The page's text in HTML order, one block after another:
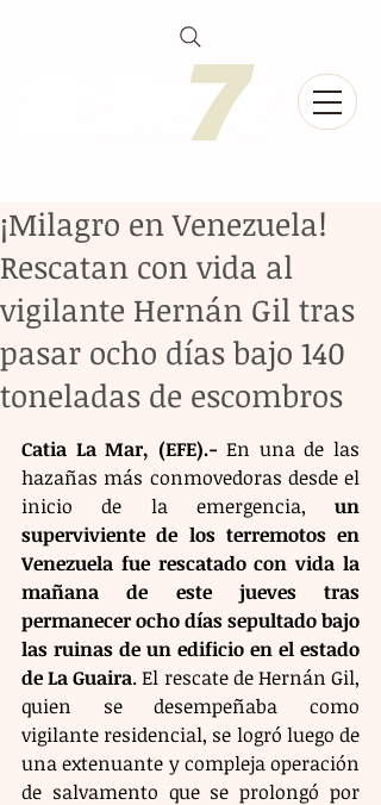
¡Milagro en Venezuela!
Rescatan con vida al
vigilante Hernán Gil tras
pasar ocho días bajo 140
toneladas de escombros
Catia La Mar, (EFE).- En una de las
hazañas más conmovedoras desde el
inicio de la emergencia, un
superviviente de los terremotos en
Venezuela fue rescatado con vida la
mañana de este jueves tras
permanecer ocho días sepultado bajo
las ruinas de un edificio en el estado
de La Guaira. El rescate de Hernán Gil,
quien se desempeñaba como
vigilante residencial, se logró luego de
una extenuante y compleja operación
de salvamento que se prolongó por